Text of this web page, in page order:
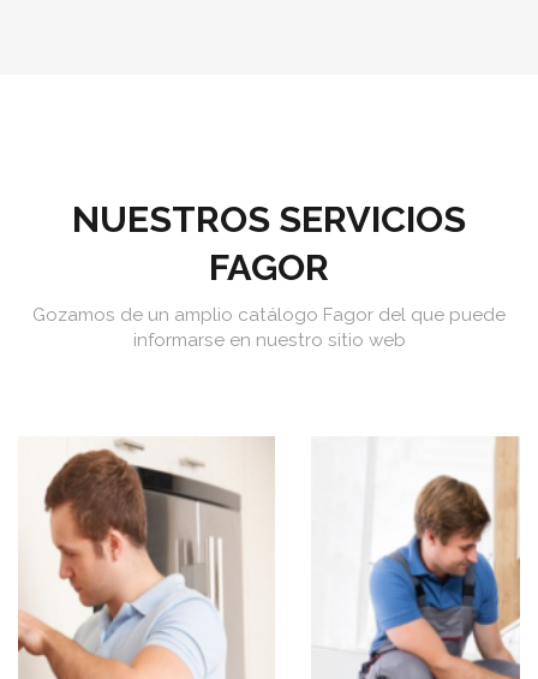
NUESTROS SERVICIOS
FAGOR
Gozamos de un amplio catálogo Fagor del que puede
informarse en nuestro sitio web